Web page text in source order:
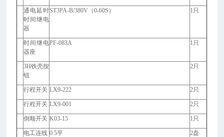
通电延时
时间继电
器
ST3PA-B/380V （0-60S） 1只
时间继电
器座
PF-083A 1只
3H铁壳按
钮
2只
行程开关 LX9-222 2只
行程开关 LX9-001 2只
倒顺开关 K03-15 1只
电工连线 0.5平 2盘